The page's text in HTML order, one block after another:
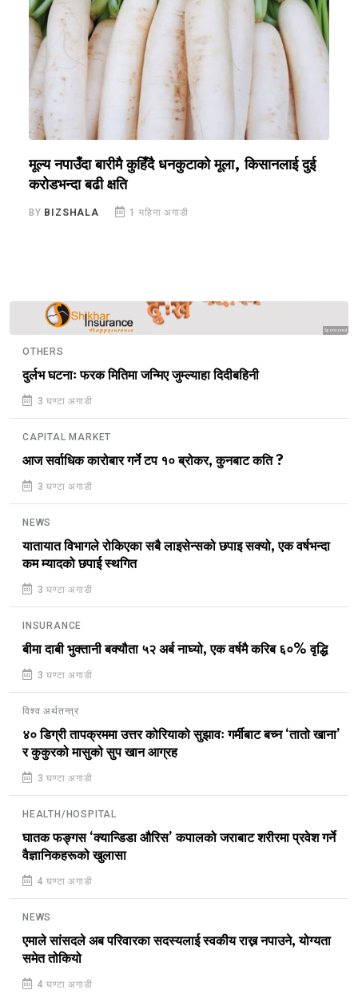
मूल्य नपाउँदा बारीमै कुहिँदै धनकुटाको मूला, किसानलाई दुई
करोडभन्दा बढी क्षति
BY BIZSHALA 1 महिना अगाडी
Sponsored
OTHERS
दुर्लभ घटनाः फरक मितिमा जन्मिए जुम्ल्याहा दिदीबहिनी
3 घण्टा अगाडी
CAPITAL MARKET
आज सर्वाधिक कारोबार गर्ने टप १० ब्रोकर, कुनबाट कति ?
3 घण्टा अगाडी
NEWS
यातायात विभागले रोकिएका सबै लाइसेन्सको छपाइ सक्यो, एक वर्षभन्दा
कम म्यादको छपाई स्थगित
3 घण्टा अगाडी
INSURANCE
बीमा दाबी भुक्तानी बक्यौता ५२ अर्ब नाघ्यो, एक वर्षमै करिब ६०% वृद्धि
3 घण्टा अगाडी
विश्व अर्थतन्त्र
४० डिग्री तापक्रममा उत्तर कोरियाको सुझावः गर्मीबाट बच्न ‘तातो खाना’
र कुकुरको मासुको सुप खान आग्रह
3 घण्टा अगाडी
HEALTH/HOSPITAL
घातक फङ्गस ‘क्यान्डिडा औरिस’ कपालको जराबाट शरीरमा प्रवेश गर्ने
वैज्ञानिकहरूको खुलासा
4 घण्टा अगाडी
NEWS
एमाले सांसदले अब परिवारका सदस्यलाई स्वकीय राख्न नपाउने, योग्यता
समेत तोकियो
4 घण्टा अगाडी